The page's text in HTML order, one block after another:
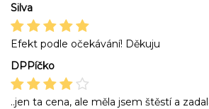
Silva
Efekt podle očekávání! Děkuju
DPPíčko
..jen ta cena, ale měla jsem štěstí a